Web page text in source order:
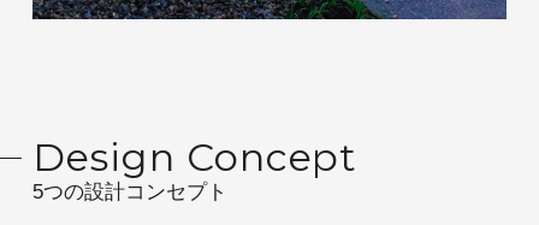
Design Concept
5つの設計コンセプト